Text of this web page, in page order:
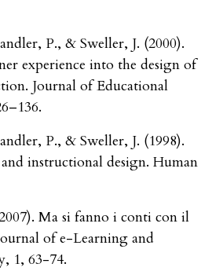
P., & Sweller, J. (2000).
experience into the design of
Journal of Educational
P., & Sweller, J. (1998).
instructional design. Human
Ma si fanno i conti con il
of e-Learning and
1, 63-74.